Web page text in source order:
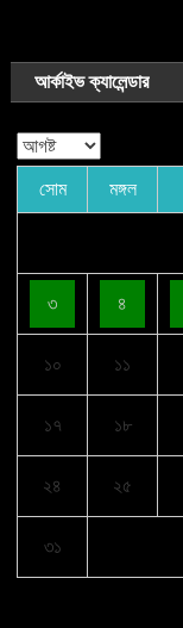
আর্কাইভ ক্যালেন্ডার
সোম মঙ্গল
৩ ৪
১০ ১১
১৭ ১৮
২৪ ২৫
৩১